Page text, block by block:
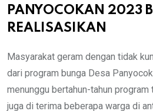
PANYOCOKAN 2023
REALISASIKAN
Masyarakat geram dengan tidak
dari program bunga Desa
menunggu bertahun-tahun
juga di terima beberapa warga di